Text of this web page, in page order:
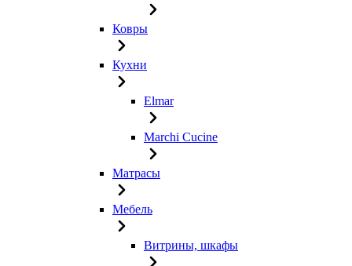
Ковры
Кухни
Elmar
Marchi Cucine
Матрасы
Мебель
Витрины, шкафы